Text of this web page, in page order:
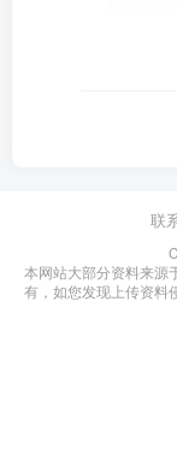
联
本网站大部分资料来源
有，如您发现上传资料